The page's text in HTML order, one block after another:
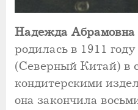
Надежда
родилась в 1911
(Северный Китай) в
кондитерскими
она закончила